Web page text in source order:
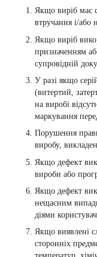
Якщо виріб має
втручання і/або
Якщо виріб
призначенням
супровідній
У разі якщо
(витертий,
на виробі
маркування
Порушення
виробу,
Якщо дефект
вироби або
Якщо дефект
нещасним
діями
Якщо виявлені
сторонніх